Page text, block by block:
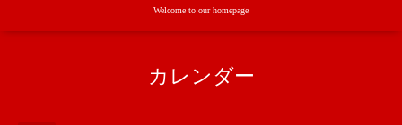
Welcome to our homepage
カレンダー